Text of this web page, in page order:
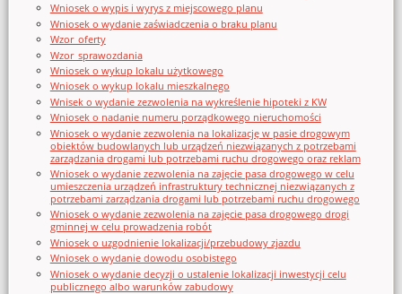
Wniosek o wypis i wyrys z miejscowego planu
Wniosek o wydanie zaświadczenia o braku planu
Wzor_oferty
Wzor_sprawozdania
Wniosek o wykup lokalu użytkowego
Wniosek o wykup lokalu mieszkalnego
Wnisek o wydanie zezwolenia na wykreślenie hipoteki z KW
Wniosek o nadanie numeru porządkowego nieruchomości
Wniosek o wydanie zezwolenia na lokalizację w pasie drogowym
obiektów budowlanych lub urządzeń niezwiązanych z potrzebami
zarządzania drogami lub potrzebami ruchu drogowego oraz reklam
Wniosek o wydanie zezwolenia na zajęcie pasa drogowego w celu
umieszczenia urządzeń infrastruktury technicznej niezwiązanych z
potrzebami zarządzania drogami lub potrzebami ruchu drogowego
Wniosek o wydanie zezwolenia na zajęcie pasa drogowego drogi
gminnej w celu prowadzenia robót
Wniosek o uzgodnienie lokalizacji/przebudowy zjazdu
Wniosek o wydanie dowodu osobistego
Wniosek o wydanie decyzji o ustalenie lokalizacji inwestycji celu
publicznego albo warunków zabudowy